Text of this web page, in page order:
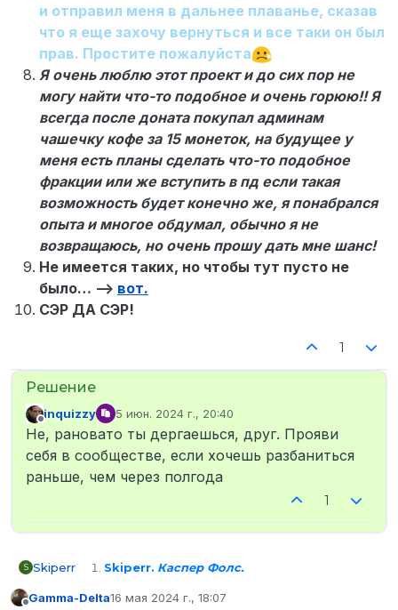
и отправил меня в дальнее плаванье, сказав
что я еще захочу вернуться и все таки он был
прав. Простите пожалуйста
Я очень люблю этот проект и до сих пор не
могу найти что-то подобное и очень горюю!! Я
всегда после доната покупал админам
чашечку кофе за 15 монеток, на будущее у
меня есть планы сделать что-то подобное
фракции или же вступить в пд если такая
возможность будет конечно же, я понабрался
опыта и многое обдумал, обычно я не
возвращаюсь, но очень прошу дать мне шанс!
Не имеется таких, но чтобы тут пусто не
было… —> вот.
СЭР ДА СЭР!
1
Не в сети
inquizzy 5 июн. 2024 г., 20:40
отредактировано
Не, рановато ты дергаешься, друг. Прояви
себя в сообществе, если хочешь разбаниться
раньше, чем через полгода
1
S Skiperr Skiperr. Каспер Фолс.
.skiperr
Gamma-Delta16 мая 2024 г., 18:07
отредактировано